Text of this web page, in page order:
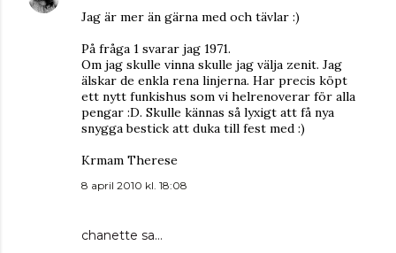
Jag är mer än gärna med och tävlar :)
På fråga 1 svarar jag 1971.
Om jag skulle vinna skulle jag välja zenit. Jag
älskar de enkla rena linjerna. Har precis köpt
ett nytt funkishus som vi helrenoverar för alla
pengar :D. Skulle kännas så lyxigt att få nya
snygga bestick att duka till fest med :)
Krmam Therese
8 april 2010 kl. 18:08
chanette sa…